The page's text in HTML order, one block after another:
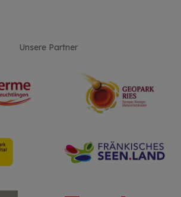
Unsere Partner